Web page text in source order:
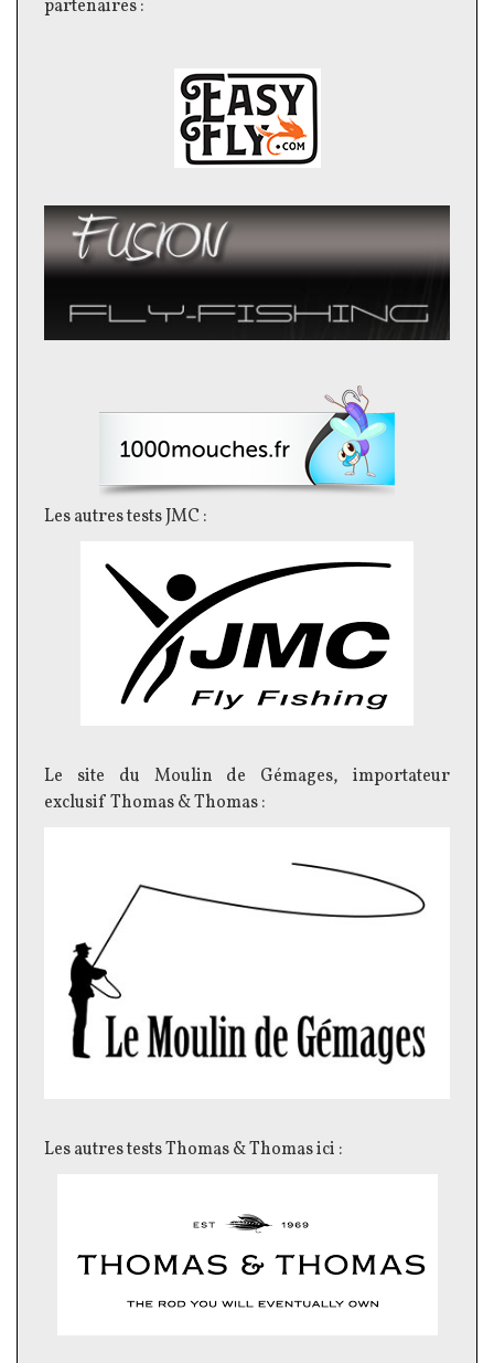
partenaires :
Les autres tests JMC :
Le site du Moulin de Gémages, importateur
exclusif Thomas & Thomas :
Les autres tests Thomas & Thomas ici :